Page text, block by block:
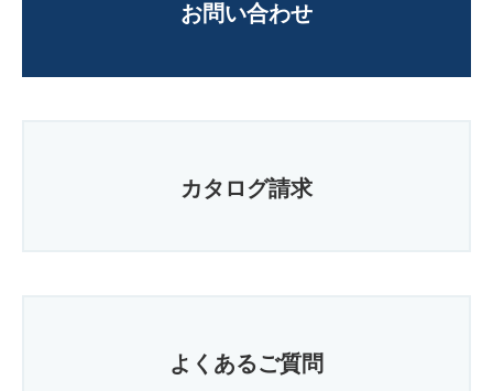
お問い合わせ
カタログ請求
よくあるご質問